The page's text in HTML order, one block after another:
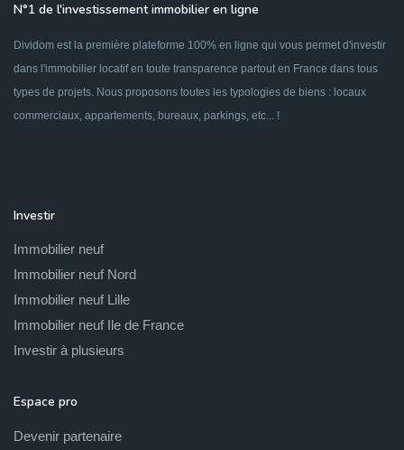
N°1 de l'investissement immobilier en ligne
Dividom est la première plateforme 100% en ligne qui vous permet d'investir
dans l'immobilier locatif en toute transparence partout en France dans tous
types de projets. Nous proposons toutes les typologies de biens : locaux
commerciaux, appartements, bureaux, parkings, etc... !
Investir
Immobilier neuf
Immobilier neuf Nord
Immobilier neuf Lille
Immobilier neuf Ile de France
Investir à plusieurs
Espace pro
Devenir partenaire